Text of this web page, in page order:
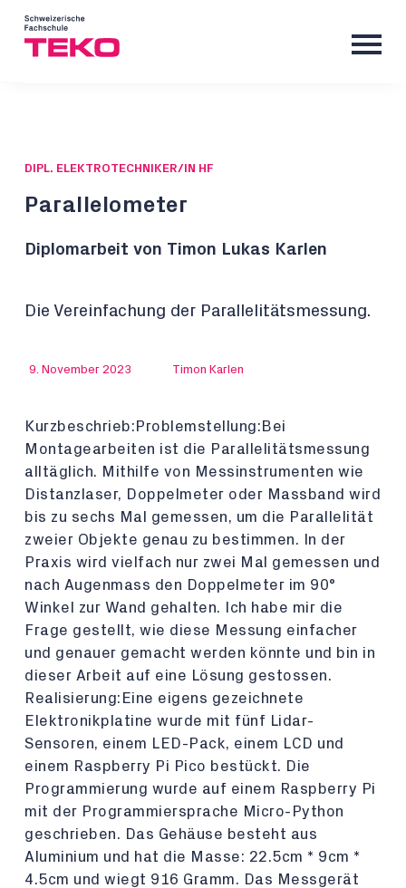
DIPL. ELEKTROTECHNIKER/IN HF
Parallelometer
Diplomarbeit von Timon Lukas Karlen
Die Vereinfachung der Parallelitätsmessung.
9. November 2023 Timon Karlen
Kurzbeschrieb:Problemstellung:Bei
Montagearbeiten ist die Parallelitätsmessung
alltäglich. Mithilfe von Messinstrumenten wie
Distanzlaser, Doppelmeter oder Massband wird
bis zu sechs Mal gemessen, um die Parallelität
zweier Objekte genau zu bestimmen. In der
Praxis wird vielfach nur zwei Mal gemessen und
nach Augenmass den Doppelmeter im 90°
Winkel zur Wand gehalten. Ich habe mir die
Frage gestellt, wie diese Messung einfacher
und genauer gemacht werden könnte und bin in
dieser Arbeit auf eine Lösung gestossen.
Realisierung:Eine eigens gezeichnete
Elektronikplatine wurde mit fünf Lidar-
Sensoren, einem LED-Pack, einem LCD und
einem Raspberry Pi Pico bestückt. Die
Programmierung wurde auf einem Raspberry Pi
mit der Programmiersprache Micro-Python
geschrieben. Das Gehäuse besteht aus
Aluminium und hat die Masse: 22.5cm * 9cm *
4.5cm und wiegt 916 Gramm. Das Messgerät